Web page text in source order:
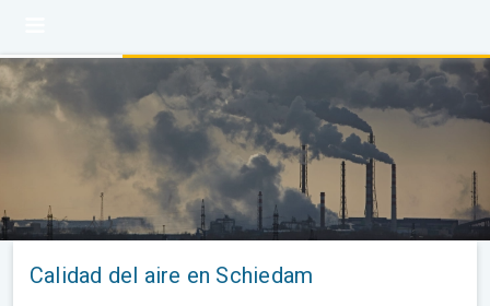
Calidad del aire en Schiedam